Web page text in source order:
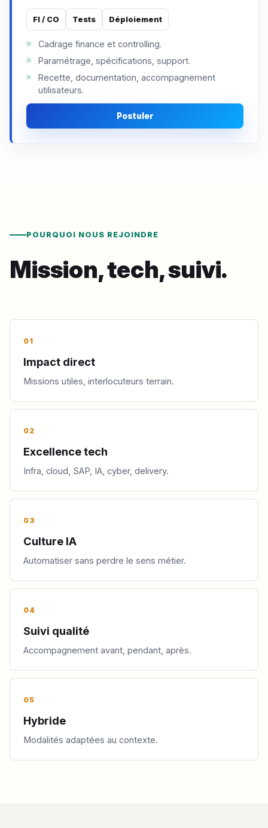
FI / CO Tests Déploiement
Cadrage finance et controlling.
Paramétrage, spécifications, support.
Recette, documentation, accompagnement
utilisateurs.
Postuler
POURQUOI NOUS REJOINDRE
Mission, tech, suivi.
01
Impact direct
Missions utiles, interlocuteurs terrain.
02
Excellence tech
Infra, cloud, SAP, IA, cyber, delivery.
03
Culture IA
Automatiser sans perdre le sens métier.
04
Suivi qualité
Accompagnement avant, pendant, après.
05
Hybride
Modalités adaptées au contexte.